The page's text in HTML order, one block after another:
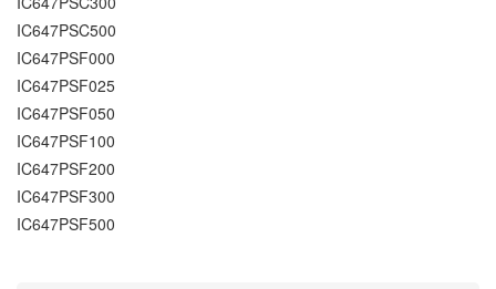
IC647PSC500
IC647PSF000
IC647PSF025
IC647PSF050
IC647PSF100
IC647PSF200
IC647PSF300
IC647PSF500